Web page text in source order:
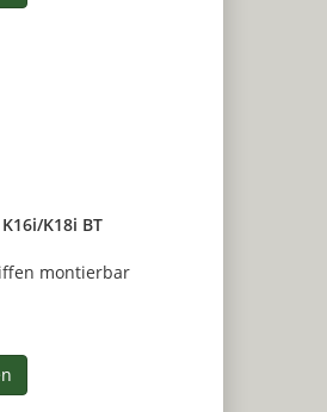
K18i BT
montierbar